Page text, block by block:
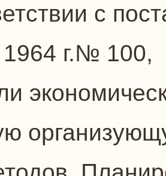
с
г.№ 100,